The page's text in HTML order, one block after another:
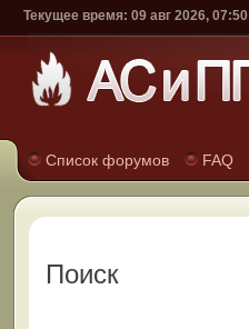
Текущее время: 09 авг 2026, 07:50
Список форумов FAQ
Поиск